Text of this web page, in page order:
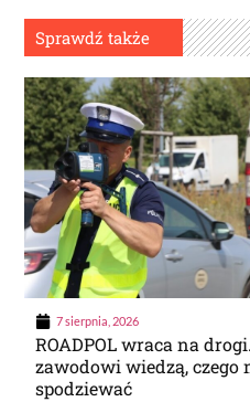
Sprawdź także
7 sierpnia, 2026
ROADPOL wraca na
zawodowi wiedzą, czego
spodziewać